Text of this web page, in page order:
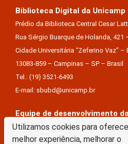
Utilizamos cookies para
melhor experiência, melhorar o
Biblioteca Digital da Unicamp
Prédio da Biblioteca Central Cesar
Rua Sérgio Buarque de Holanda, 421
Cidade Universitária “Zeferino Vaz” –
13083-859 – Campinas – SP – Brasil
Tel.: (19) 3521-6493
E-mail: sbubd@unicamp.br
Equipe de desenvolvimento
Keite Aparecida Duarte
Márcio Vinícius De Jesus Almeida